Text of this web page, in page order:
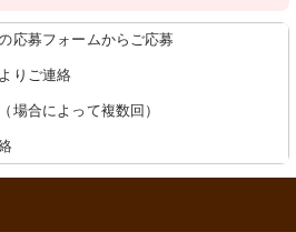
応募フォームからご応募
りご連絡
場合によって複数回）